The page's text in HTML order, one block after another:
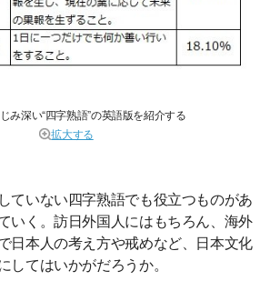
み深い“四字熟語”の英語版を紹介する
拡大する
ていない四字熟語でも役立つものがあ
いく。訪日外国人にはもちろん、海外
日本人の考え方や戒めなど、日本文化
してはいかがだろうか。